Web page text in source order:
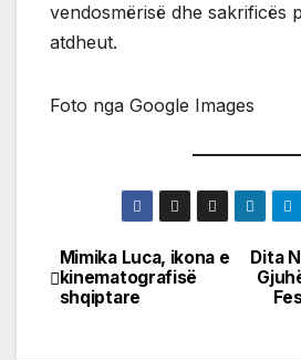
vendosmërisë dhe sakrificës
atdheut.
Foto nga Google Images
Post
navigation
Dita
Mimika Luca, ikona e
kinematografisë
shqiptare